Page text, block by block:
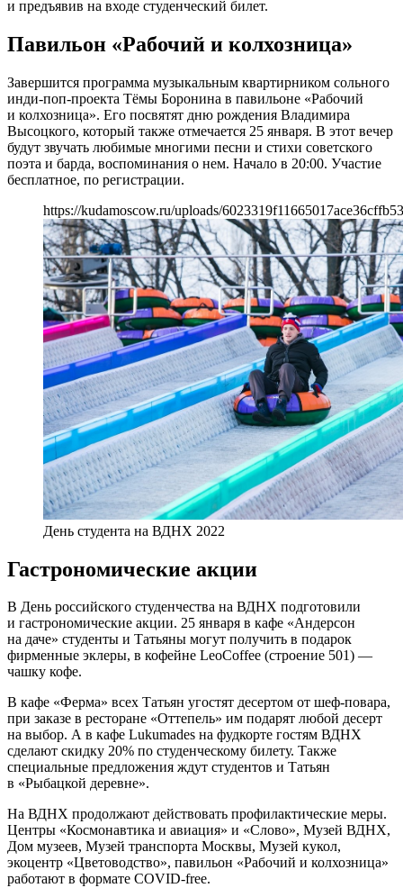
и предъявив на входе студенческий билет.
Павильон «Рабочий и колхозница»
Завершится программа музыкальным квартирником сольного
инди-поп-проекта Тёмы Боронина в павильоне «Рабочий
и колхозница». Его посвятят дню рождения Владимира
Высоцкого, который также отмечается 25 января. В этот вечер
будут звучать любимые многими песни и стихи советского
поэта и барда, воспоминания о нем. Начало в 20:00. Участие
бесплатное, по регистрации.
https://kudamoscow.ru/uploads/
День студента на ВДНХ 2022
Гастрономические акции
В День российского студенчества на ВДНХ подготовили
и гастрономические акции. 25 января в кафе «Андерсон
на даче» студенты и Татьяны могут получить в подарок
фирменные эклеры, в кофейне LeoCoffee (строение 501) —
чашку кофе.
В кафе «Ферма» всех Татьян угостят десертом от шеф-повара,
при заказе в ресторане «Оттепель» им подарят любой десерт
на выбор. А в кафе Lukumades на фудкорте гостям ВДНХ
сделают скидку 20% по студенческому билету. Также
специальные предложения ждут студентов и Татьян
в «Рыбацкой деревне».
На ВДНХ продолжают действовать профилактические меры.
Центры «Космонавтика и авиация» и «Слово», Музей ВДНХ,
Дом музеев, Музей транспорта Москвы, Музей кукол,
экоцентр «Цветоводство», павильон «Рабочий и колхозница»
работают в формате COVID-free.